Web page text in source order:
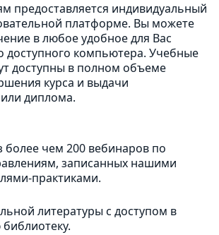
предоставляется индивидуальный
платформе. Вы можете
в любое удобное для Вас
доступного компьютера. Учебные
доступны в полном объеме
курса и выдачи
диплома.
более чем 200 вебинаров по
записанных нашими
практиками.
литературы с доступом в